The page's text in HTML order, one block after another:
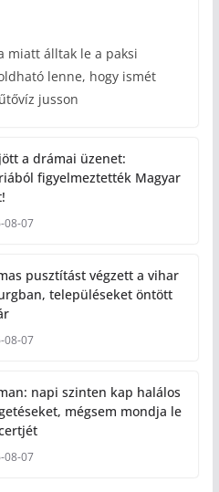
miatt álltak le a paksi
lenne, hogy ismét
jusson
a drámai üzenet:
figyelmeztették Magyar
08-07
pusztítást végzett a vihar
településeket öntött
08-07
napi szinten kap halálos
mégsem mondja le
08-07